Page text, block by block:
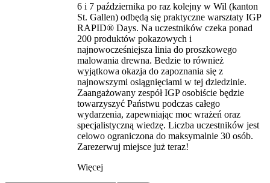
6 i 7 października po raz kolejny w Wil (kanton
St. Gallen) odbędą się praktyczne warsztaty IGP
RAPID® Days. Na uczestników czeka ponad
200 produktów pokazowych i
najnowocześniejsza linia do proszkowego
malowania drewna. Bedzie to również
wyjątkowa okazja do zapoznania się z
najnowszymi osiągnięciami w tej dziedzinie.
Zaangażowany zespół IGP osobiście będzie
towarzyszyć Państwu podczas całego
wydarzenia, zapewniając moc wrażeń oraz
specjalistyczną wiedzę. Liczba uczestników jest
celowo ograniczona do maksymalnie 30 osób.
Zarezerwuj miejsce już teraz!
Więcej